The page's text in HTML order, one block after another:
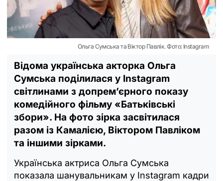
Ольга Сумська та Віктор Павлік. Фото: Instagram
Відома українська акторка Ольга
Сумська поділилася у Instagram
світлинами з допремʼєрного показу
комедійного фільму «Батьківські
збори». На фото зірка засвітилася
разом із Камалією, Віктором Павліком
та іншими зірками.
Українська актриса Ольга Сумська
показала шанувальникам у Instagram кадри